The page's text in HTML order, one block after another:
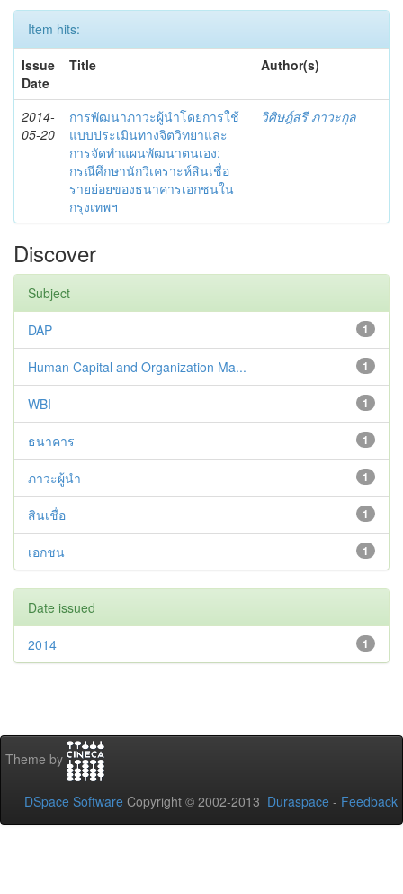
Item hits:
Issue
Date
Title Author(s)
2014-
05-20
การพัฒนาภาวะผู้นำโดยการใช้
แบบประเมินทางจิตวิทยาและ
การจัดทำแผนพัฒนาตนเอง:
กรณีศึกษานักวิเคราะห์สินเชื่อ
รายย่อยของธนาคารเอกชนใน
กรุงเทพฯ
วิศิษฎ์สรี ภาวะกุล
Discover
Subject
1
DAP
1
Human Capital and Organization Ma...
1
WBI
1
ธนาคาร
1
ภาวะผู้นำ
1
สินเชื่อ
1
เอกชน
Date issued
1
2014
Theme by
DSpace Software Copyright © 2002-2013 Duraspace - Feedback